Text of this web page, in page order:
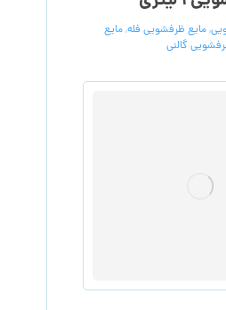
,مایع ظرفشویی فله,مایع
گالنی